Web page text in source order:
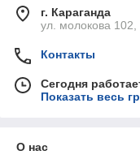
г. Караганда
ул. молокова 102,
Контакты
Сегодня
Показать весь
О нас